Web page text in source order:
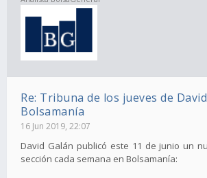
Re: Tribuna de los jueves de
Bolsamanía
16 Jun 2019, 22:07
David Galán publicó este 11 de junio un
sección cada semana en Bolsamanía: